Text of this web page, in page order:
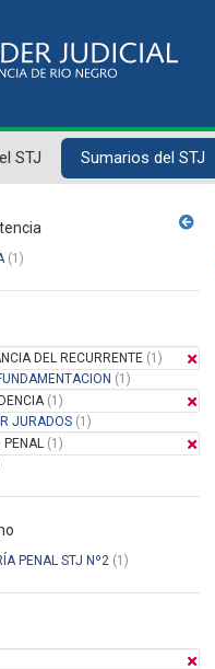
STJ Sumarios del STJ
(1)
DEL RECURRENTE (1)
(1)
(1)
JURADOS (1)
PENAL (1)
PENAL STJ Nº2 (1)